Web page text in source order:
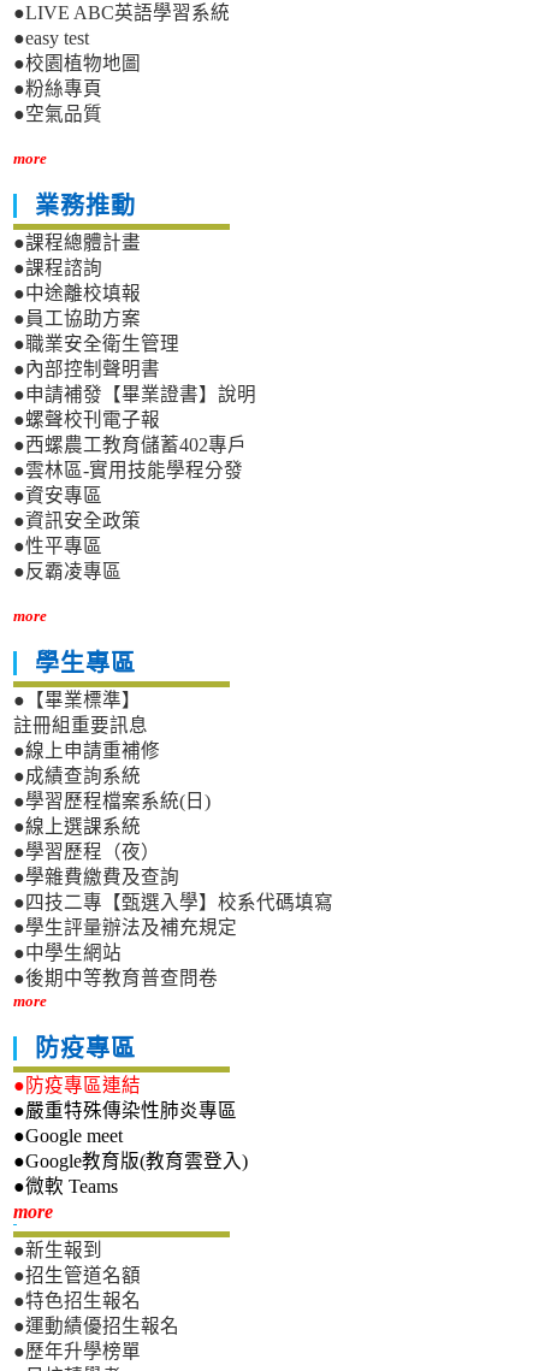
●LIVE ABC英語學習系統
●easy test
●校園植物地圖
●粉絲專頁
●空氣品質
more
業務推動
●課程總體計畫
●課程諮詢
●中途離校填報
●員工協助方案
●職業安全衛生管理
●內部控制聲明書
●申請補發【畢業證書】說明
●螺聲校刊電子報
●西螺農工教育儲蓄402專戶
●雲林區-實用技能學程分發
●資安專區
●資訊安全政策
●性平專區
●反霸凌專區
more
學生專區
●【畢業標準】
註冊組重要訊息
●線上申請重補修
●成績查詢系統
●學習歷程檔案系統(日)
●線上選課系統
●學習歷程（夜）
●學雜費繳費及查詢
●四技二專【甄選入學】校系代碼填寫
●學生評量辦法及補充規定
●中學生網站
●後期中等教育普查問卷
more
防疫專區
●防疫專區連結
●嚴重特殊傳染性肺炎專區
●Google meet
●Google教育版(教育雲登入)
●微軟 Teams
more新生專區
●新生報到
●招生管道名額
●特色招生報名
●運動績優招生報名
●歷年升學榜單